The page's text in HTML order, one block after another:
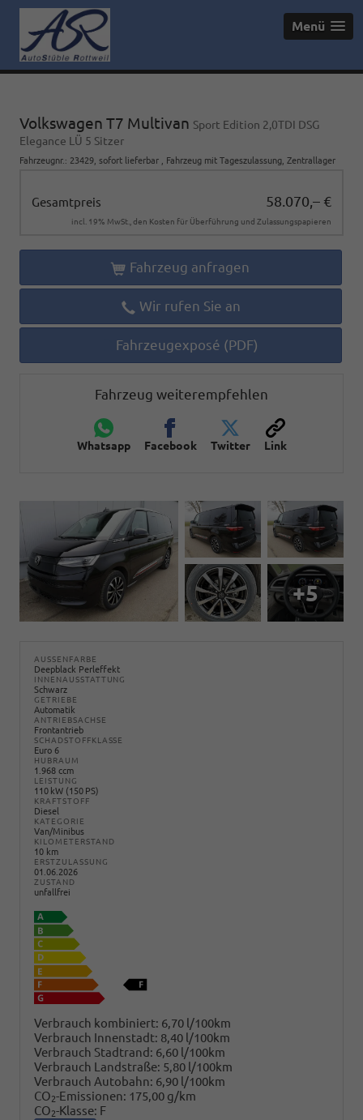
Menü
Volkswagen T7 Multivan Sport Edition 2,0TDI DSG
Elegance LÜ 5 Sitzer
Fahrzeugnr. : 23429 sofort lieferbar Fahrzeug mit Tageszulassung , Zentrallager
Gesamtpreis 58.070,– €
incl. 19% MwSt., den Kosten für Überführung und Zulassungspapieren
Fahrzeug anfragen
Wir rufen Sie an
Fahrzeugexposé (PDF)
Fahrzeug weiterempfehlen
Whatsapp Facebook Twitter Link
+5
AUSSENFARBE
Deepblack Perleffekt
INNENAUSSTATTUNG
Schwarz
GETRIEBE
Automatik
ANTRIEBSACHSE
Frontantrieb
SCHADSTOFFKLASSE
Euro 6
HUBRAUM
1.968 ccm
LEISTUNG
110 kW (150 PS)
KRAFTSTOFF
Diesel
KATEGORIE
Van/Minibus
KILOMETERSTAND
10 km
ERSTZULASSUNG
01.06.2026
ZUSTAND
unfallfrei
Verbrauch kombiniert: 6,70 l/100km
Verbrauch Innenstadt: 8,40 l/100km
Verbrauch Stadtrand: 6,60 l/100km
Verbrauch Landstraße: 5,80 l/100km
Verbrauch Autobahn: 6,90 l/100km
CO2-Emissionen: 175,00 g/km
CO2-Klasse: F